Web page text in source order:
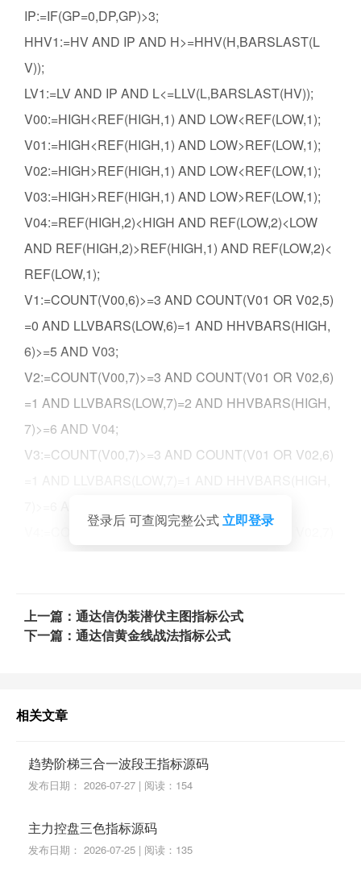
IP:=IF(GP=0,DP,GP)>3;
HHV1:=HV AND IP AND H>=HHV(H,BARSLAST(L
V));
LV1:=LV AND IP AND L<=LLV(L,BARSLAST(HV));
V00:=HIGH<REF(HIGH,1) AND LOW<REF(LOW,1);
V01:=HIGH<REF(HIGH,1) AND LOW>REF(LOW,1);
V02:=HIGH>REF(HIGH,1) AND LOW<REF(LOW,1);
V03:=HIGH>REF(HIGH,1) AND LOW>REF(LOW,1);
V04:=REF(HIGH,2)<HIGH AND REF(LOW,2)<LOW
AND REF(HIGH,2)>REF(HIGH,1) AND REF(LOW,2)<
REF(LOW,1);
V1:=COUNT(V00,6)>=3 AND COUNT(V01 OR V02,5)
=0 AND LLVBARS(LOW,6)=1 AND HHVBARS(HIGH,
6)>=5 AND V03;
V2:=COUNT(V00,7)>=3 AND COUNT(V01 OR V02,6)
=1 AND LLVBARS(LOW,7)=2 AND HHVBARS(HIGH,
7)>=6 AND V04;
V3:=COUNT(V00,7)>=3 AND COUNT(V01 OR V02,6)
V4:=COUNT(V00,8)>=3 AND COUNT(V01 OR V02,7)
V5:=COUNT(V00,8)>=3 AND COUNT(V01 OR V02,7)
<=2 AND LLVBARS(LOW,8)=1 AND HHVBARS(HIG
<=3 AND LLVBARS(LOW,9)=2 AND HHVBARS(HIG
V7:=COUNT(V00,9)>=3 AND COUNT(V01 OR V02,8)
<=3 AND LLVBARS(LOW,9)=1 AND HHVBARS(HIG
V8:=COUNT(V00,10)>=3 AND COUNT(V01 OR V02,
登录后 可查阅完整公式 立即登录
上一篇：通达信伪装潜伏主图指标公式
下一篇：通达信黄金线战法指标公式
相关文章
趋势阶梯三合一波段王指标源码
发布日期： 2026-07-27 | 阅读：154
主力控盘三色指标源码
发布日期： 2026-07-25 | 阅读：135